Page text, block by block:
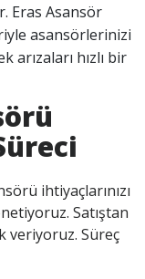
Eras Asansör
asansörlerinizi
arızaları hızlı bir
ihtiyaçlarınızı
Satıştan
veriyoruz. Süreç